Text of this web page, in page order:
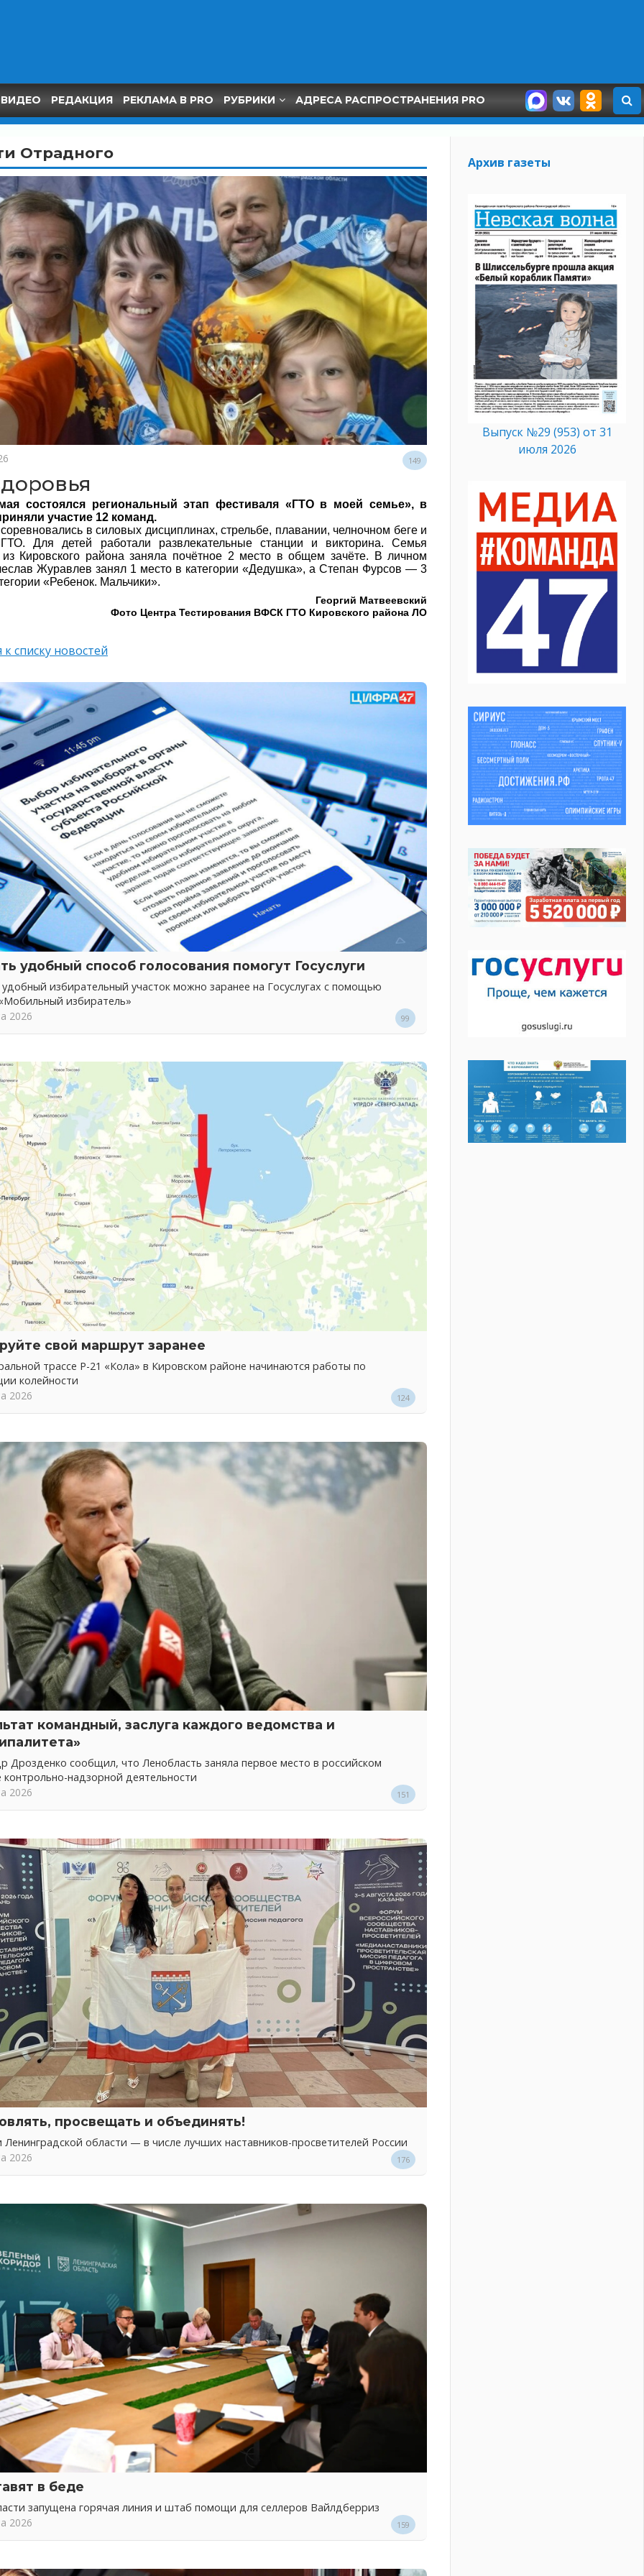
ВИДЕО РЕДАКЦИЯ РЕКЛАМА В PRO РУБРИКИ АДРЕСА РАСПРОСТРАНЕНИЯ PRO
Отрадного
149
состоялся региональный этап фестиваля «ГТО в моей семье», в
участие 12 команд.
в силовых дисциплинах, стрельбе, плавании, челночном беге и
Для детей работали развлекательные станции и викторина. Семья
Кировского района заняла почётное 2 место в общем зачёте. В личном
Журавлев занял 1 место в категории «Дедушка», а Степан Фурсов — 3
«Ребенок. Мальчики».
Георгий Матвеевский
Фото Центра Тестирования ВФСК ГТО Кировского района ЛО
к списку новостей
удобный способ голосования помогут Госуслуги
избирательный участок можно заранее на Госуслугах с помощью
избиратель»
2026
99
свой маршрут заранее
трассе Р-21 «Кола» в Кировском районе начинаются работы по
колейности
2026
124
командный, заслуга каждого ведомства и
Дрозденко сообщил, что Ленобласть заняла первое место в российском
контрольно-надзорной деятельности
2026
151
просвещать и объединять!
Ленинградской области — в числе лучших наставников-просветителей России
2026
176
в беде
запущена горячая линия и штаб помощи для селлеров Вайлдберриз
2026
159
Архив газеты
Выпуск №29 (953) от 31
июля 2026